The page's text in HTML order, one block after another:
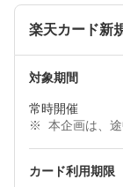
楽天カード新
対象期間
常時開催
本企画は、
カード利用期限